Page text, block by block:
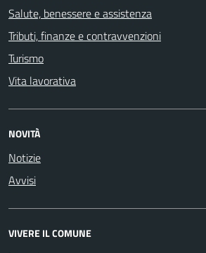
Salute, benessere e assistenza
Tributi, finanze e contravvenzioni
Turismo
Vita lavorativa
NOVITÀ
Notizie
Avvisi
VIVERE IL COMUNE